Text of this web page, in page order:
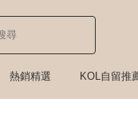
熱銷精選 KOL自留推